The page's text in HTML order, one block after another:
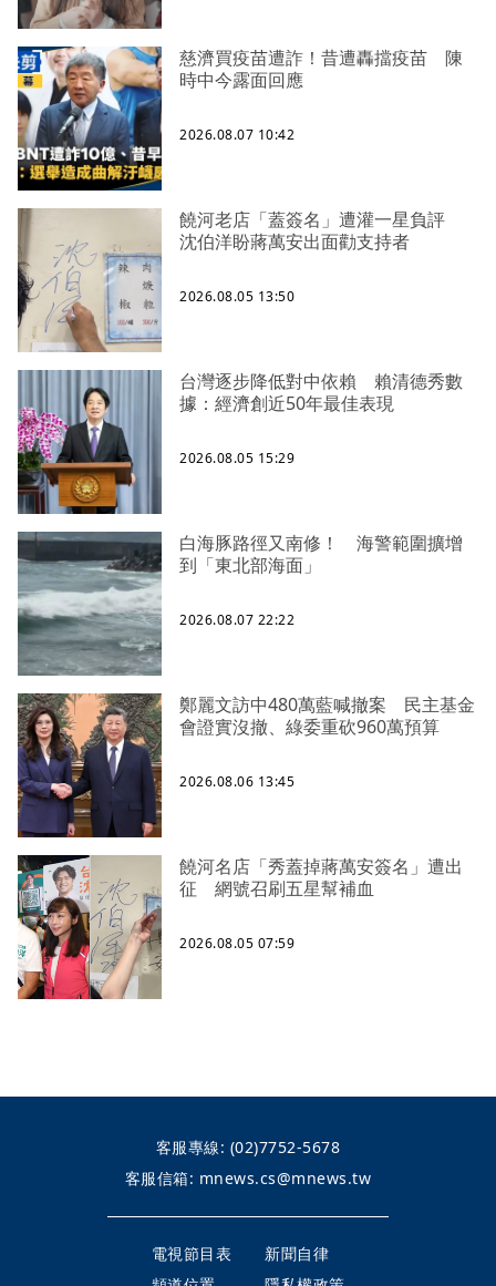
慈濟買疫苗遭詐！昔遭轟擋疫苗 陳
時中今露面回應
2026.08.07 10:42
饒河老店「蓋簽名」遭灌一星負評
沈伯洋盼蔣萬安出面勸支持者
2026.08.05 13:50
台灣逐步降低對中依賴 賴清德秀數
據：經濟創近50年最佳表現
2026.08.05 15:29
白海豚路徑又南修！ 海警範圍擴增
到「東北部海面」
2026.08.07 22:22
鄭麗文訪中480萬藍喊撤案 民主基金
會證實沒撤、綠委重砍960萬預算
2026.08.06 13:45
饒河名店「秀蓋掉蔣萬安簽名」遭出
征 網號召刷五星幫補血
2026.08.05 07:59
客服專線: (02)7752-5678
客服信箱: mnews.cs@mnews.tw
電視節目表
新聞自律